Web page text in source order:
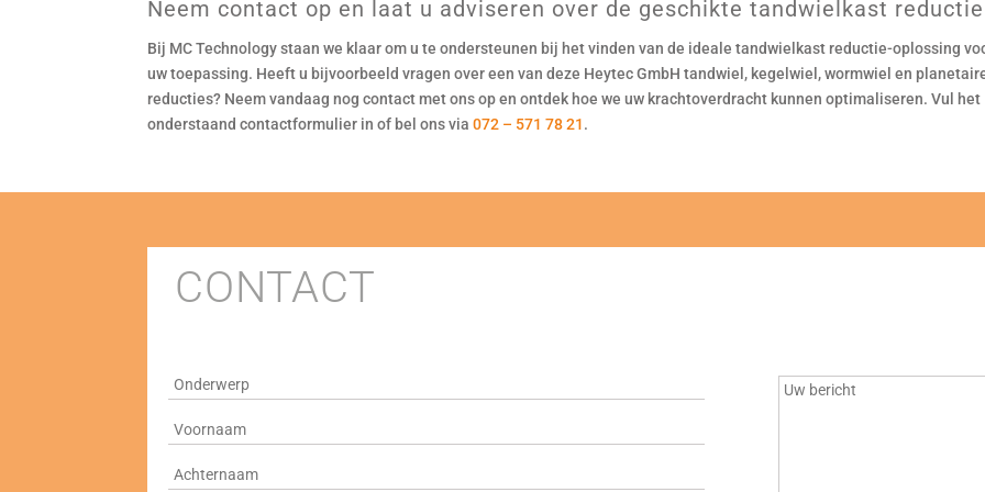
Neem contact op en laat u adviseren over de geschikte tandwielkast reductie
Bij MC Technology staan we klaar om u te ondersteunen bij het vinden van de ideale tandwielkast reductie-oplossing
uw toepassing. Heeft u bijvoorbeeld vragen over een van deze Heytec GmbH tandwiel, kegelwiel, wormwiel en
reducties? Neem vandaag nog contact met ons op en ontdek hoe we uw krachtoverdracht kunnen optimaliseren. Vul het
onderstaand contactformulier in of bel ons via072 – 571 78 21.
CONTACT